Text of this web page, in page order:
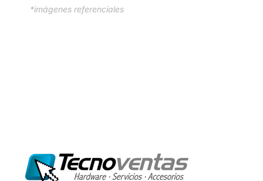
*imágenes referenciales